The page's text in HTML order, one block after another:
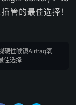
管的最佳选择！
硬性喉镜Airtraq氧
佳选择